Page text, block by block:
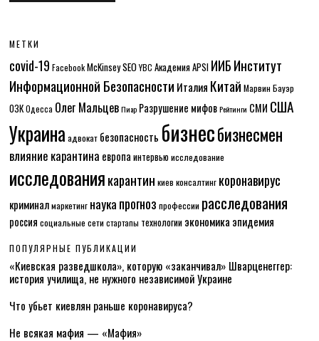
МЕТКИ
covid-19 Facebook McKinseySEO YBC Академия APSI ИИБИнститут
Информационной Безопасности Италия Китай Марвин Бауэр
ОЗК Одесса Олег Мальцев Пиар Разрушение мифов Рейтинги СМИ США
Украина адвокат безопасность бизнесбизнесмен
влияние карантина европа интервьюисследование
исследованиякарантин киев консалтинг коронавирус
криминалмаркетинг наукапрогноз профессии расследования
россия социальные сети стартапы технологии экономика эпидемия
ПОПУЛЯРНЫЕ ПУБЛИКАЦИИ
«Киевская разведшкола», которую «заканчивал» Шварценеггер:
история училища, не нужного независимой Украине
Что убьет киевлян раньше коронавируса?
Не всякая мафия — «Мафия»